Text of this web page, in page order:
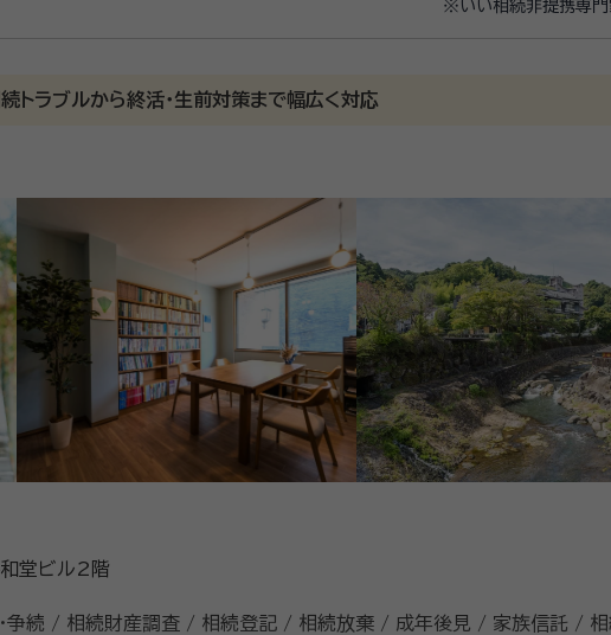
※いい相続非提携専門
トラブルから終活・生前対策まで幅広く対応
堂ビル2階
争続 / 相続財産調査 / 相続登記 / 相続放棄 / 成年後見 / 家族信託 / 相